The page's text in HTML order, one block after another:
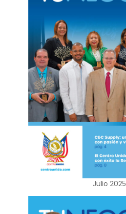
Julio 2025